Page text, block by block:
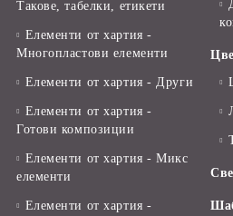
Такове, табелки, етикети
Елементи от хартия -
Многопластови елементи
Елементи от хартия - Други
Елементи от хартия -
Готови композиции
Елементи от хартия - Микс
елементи
Елементи от хартия -